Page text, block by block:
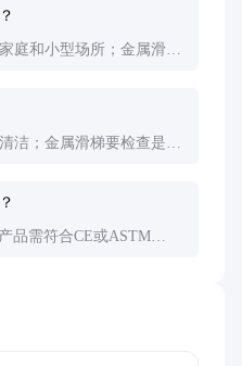
庭和小型场所；金属滑梯
洁；金属滑梯要检查是否
品需符合CE或ASTM